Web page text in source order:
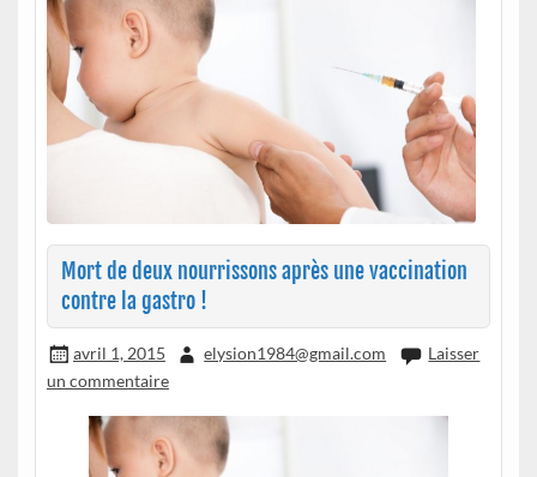
Mort de deux nourrissons après une vaccination
contre la gastro !
avril 1, 2015 elysion1984@gmail.com
Laisser
un commentaire